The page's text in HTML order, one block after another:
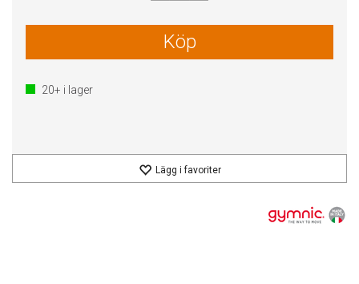
Köp
20+ i lager
Lägg i favoriter